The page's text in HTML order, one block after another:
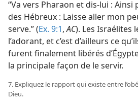
“Va vers Pharaon et dis-​lui : Ainsi
des Hébreux : Laisse aller mon
serve.” (Ex. 9:1,AC). Les Israélites
l’adorant, et c’est d’ailleurs ce
furent finalement libérés
la principale façon de le servir.
7. Expliquez le rapport qui existe entre
Dieu.